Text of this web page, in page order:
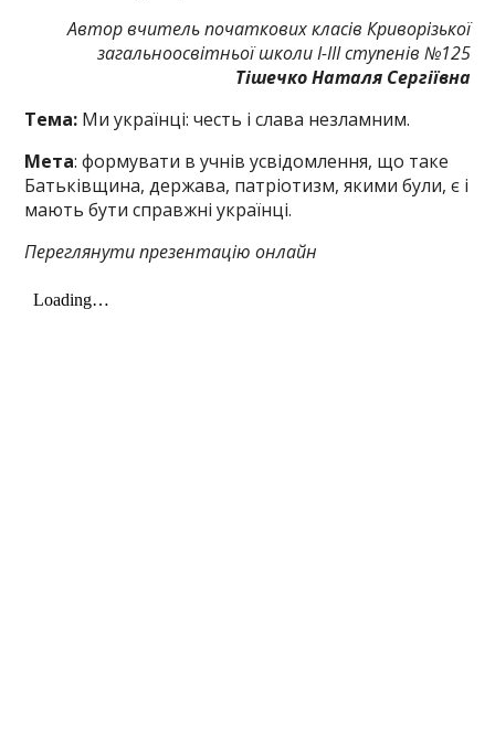
Автор вчитель початкових класів Криворізької
загальноосвітньої школи І-ІІІ ступенів №125
Тішечко Наталя Сергіївна
Тема: Ми українці: честь і слава незламним.
Мета: формувати в учнів усвідомлення, що таке
Батьківщина, держава, патріотизм, якими були, є і
мають бути справжні українці.
Переглянути презентацію онлайн